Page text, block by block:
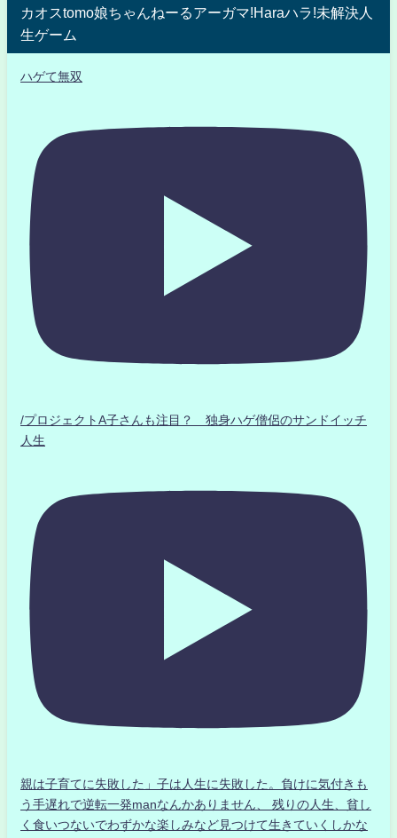
カオスtomo娘ちゃんねーるアーガマ!Haraハラ!未解決人
生ゲーム
ハゲて無双
/プロジェクトA子さんも注目？ 独身ハゲ僧侶のサンドイッチ
人生
親は子育てに失敗した」子は人生に失敗した。負けに気付きも
う手遅れで逆転一発manなんかありません、 残りの人生、貧し
く食いつないでわずかな楽しみなど見つけて生きていくしかな